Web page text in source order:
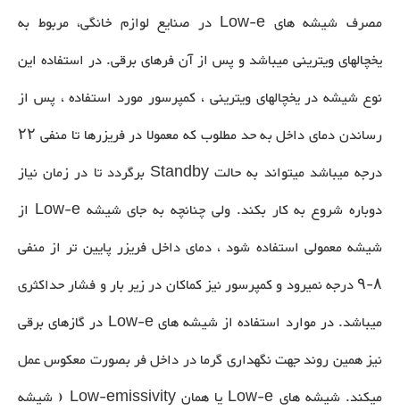
مصرف شیشه های Low-e در صنایع لوازم خانگی، مربوط به
یخچالهای ویترینی میباشد و پس از آن فرهای برقی. در استفاده این
نوع شیشه در یخچالهای ویترینی ، کمپرسور مورد استفاده ، پس از
رساندن دمای داخل به حد مطلوب که معمولا در فریزرها تا منفی ۲۲
درجه میباشد میتواند به حالت Standby برگردد تا در زمان نیاز
دوباره شروع به کار بکند. ولی چنانچه به جای شیشه Low-e از
شیشه معمولی استفاده شود ، دمای داخل فریزر پایین تر از منفی
۸-۹ درجه نمیرود و کمپرسور نیز کماکان در زیر بار و فشار حداکثری
میباشد. در موارد استفاده از شیشه های Low-e در گازهای برقی
نیز همین روند جهت نگهداری گرما در داخل فر بصورت معکوس عمل
میکند. شیشه های Low-e یا همان Low-emissivity ( شیشه